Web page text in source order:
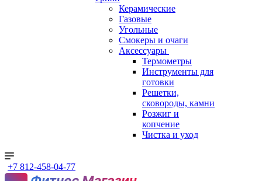
Керамические
Газовые
Угольные
Смокеры и очаги
Аксессуары
Термометры
Инструменты для
готовки
Решетки,
сковороды, камни
Розжиг и
копчение
Чистка и уход
+7 812-458-04-77